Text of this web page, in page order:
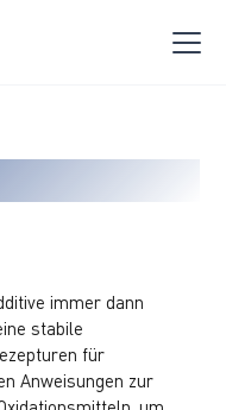
immer dann
stabile
für
Anweisungen zur